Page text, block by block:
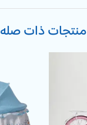
منتجات ذات صله